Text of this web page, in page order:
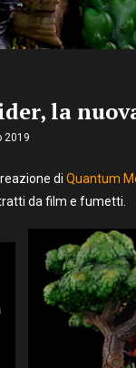
la
2019
di Quantum
da film e fumetti.